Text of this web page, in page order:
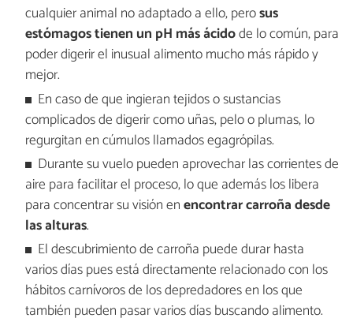
cualquier animal no adaptado a ello, perosus
estómagos tienen un pH más ácidode lo común, para
poder digerir el inusual alimento mucho más rápido y
mejor.
En caso de que ingieran tejidos o sustancias
complicados de digerir como uñas, pelo o plumas, lo
regurgitan en cúmulos llamados egagrópilas.
Durante su vuelo pueden aprovechar las corrientes de
aire para facilitar el proceso, lo que además los libera
para concentrar su visión enencontrar carroña desde
las alturas.
El descubrimiento de carroña puede durar hasta
varios días pues está directamente relacionado con los
hábitos carnívoros de los depredadores en los que
también pueden pasar varios días buscando alimento.